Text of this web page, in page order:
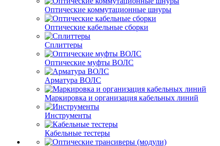
Оптические коммутационные шнуры
Оптические кабельные сборки
Сплиттеры
Оптические муфты ВОЛС
Арматура ВОЛС
Маркировка и организация кабельных линий
Инструменты
Кабельные тестеры